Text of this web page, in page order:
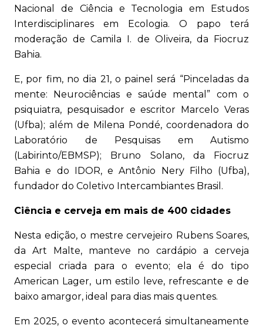
Nacional de Ciência e Tecnologia em Estudos
Interdisciplinares em Ecologia. O papo terá
moderação de Camila I. de Oliveira, da Fiocruz
Bahia.
E, por fim, no dia 21, o painel será “Pinceladas da
mente: Neurociências e saúde mental” com o
psiquiatra, pesquisador e escritor Marcelo Veras
(Ufba); além de Milena Pondé, coordenadora do
Laboratório de Pesquisas em Autismo
(Labirinto/EBMSP); Bruno Solano, da Fiocruz
Bahia e do IDOR, e Antônio Nery Filho (Ufba),
fundador do Coletivo Intercambiantes Brasil.
Ciência e cerveja em mais de 400 cidades
Nesta edição, o mestre cervejeiro Rubens Soares,
da Art Malte, manteve no cardápio a cerveja
especial criada para o evento; ela é do tipo
American Lager, um estilo leve, refrescante e de
baixo amargor, ideal para dias mais quentes.
Em 2025, o evento acontecerá simultaneamente